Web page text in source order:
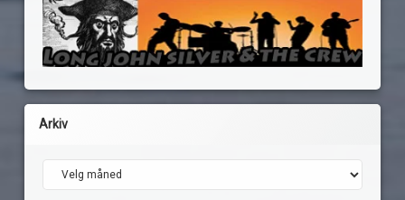
Arkiv
Arkiv